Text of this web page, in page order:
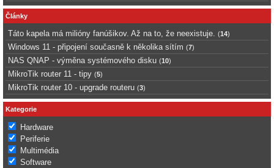
Články
Táto kapela má milióny fanúšikov. Až na to, že neexistuje. (14)
Windows 11 - připojení současně k několika sítím (7)
NAS QNAP - výměna systémového disku (10)
MikroTik router 11 - tipy (5)
MikroTik router 10 - upgrade routeru (3)
Kategorie
Hardware
Periferie
Multimédia
Software